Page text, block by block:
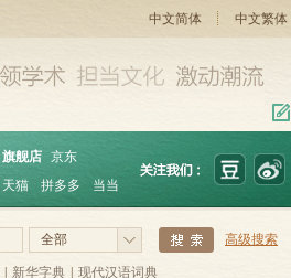
中文简体 中文繁体
旗舰店 京东
天猫
拼多多 当当
全部 高级搜索
新华字典 现代汉语词典